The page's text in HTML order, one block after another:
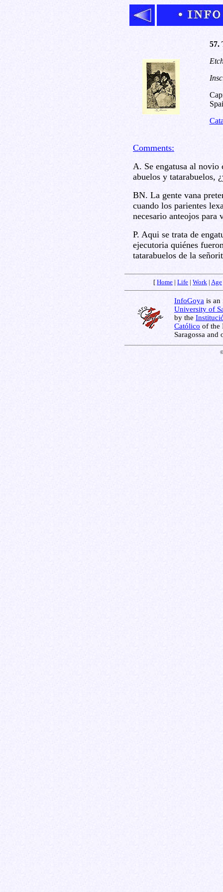
57.
Comments:
A. Se engatusa al novio
abuelos y tatarabuelos,
BN. La gente vana
cuando los parientes
necesario anteojos para
P. Aqui se trata de
ejecutoria quiénes
tatarabuelos de la
[ Home | Life | Work | Age
InfoGoya is an
University of
by the
Católico of the
Saragossa and